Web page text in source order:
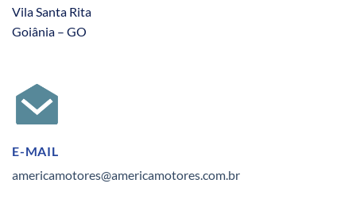
Vila Santa Rita
Goiânia – GO
E-MAIL
americamotores@americamotores.com.br